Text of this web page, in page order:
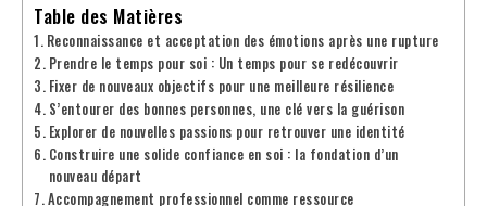
Table des Matières
Reconnaissance et acceptation des émotions après une rupture
Prendre le temps pour soi : Un temps pour se redécouvrir
Fixer de nouveaux objectifs pour une meilleure résilience
S’entourer des bonnes personnes, une clé vers la guérison
Explorer de nouvelles passions pour retrouver une identité
Construire une solide confiance en soi : la fondation d’un
nouveau départ
Accompagnement professionnel comme ressource